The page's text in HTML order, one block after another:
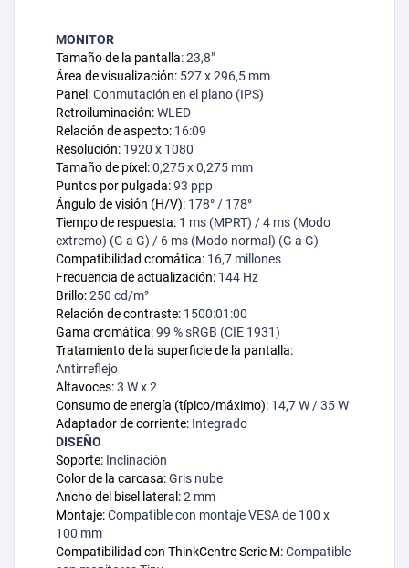
MONITOR
Tamaño de la pantalla: 23,8"
Área de visualización: 527 x 296,5 mm
Panel : Conmutación en el plano (IPS)
Retroiluminación:WLED
Relación de aspecto: 16:09
Resolución: 1920 x 1080
Tamaño de píxel:0,275 x 0,275 mm
Puntos por pulgada:93 ppp
Ángulo de visión (H/V): 178° / 178°
Tiempo de respuesta: 1 ms (MPRT) / 4 ms (Modo
extremo) (G a G) / 6 ms (Modo normal) (G a G)
Compatibilidad cromática: 16,7 millones
Frecuencia de actualización: 144 Hz
Brillo:250 cd/m²
Relación de contraste: 1500:01:00
Gama cromática:99 % sRGB (CIE 1931)
Tratamiento de la superficie de la pantalla:
Antirreflejo
Altavoces:3 W x 2
Consumo de energía (típico/máximo): 14,7 W / 35 W
Adaptador de corriente: Integrado
DISEÑO
Soporte: Inclinación
Color de la carcasa:Gris nube
Ancho del bisel lateral:2 mm
Montaje:Compatible con montaje VESA de 100 x
100 mm
Compatibilidad con ThinkCentre Serie M:Compatible